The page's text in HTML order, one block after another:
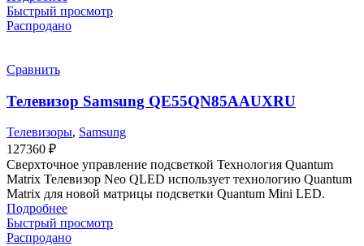
Быстрый просмотр
Распродано
Сравнить
Телевизор Samsung QE55QN85AAUXRU
Телевизоры, Samsung
127360 ₽
Сверхточное управление подсветкой Технология Quantum
Matrix Телевизор Neo QLED использует технологию Quantum
Matrix для новой матрицы подсветки Quantum Mini LED.
Подробнее
Быстрый просмотр
Распродано